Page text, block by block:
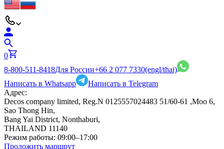
0
8-800-511-8418Для России+66 2 077 7330(engl/thai)
Написать в Whatsapp
Написать в Telegram
Адрес:
Decos company limited, Reg.N 0125557024483 51/60-61 ,Moo 6,
Sao Thong Hin,
Bang Yai District, Nonthaburi,
THAILAND 11140
Режим работы: 09:00–17:00
Проложить маршрут